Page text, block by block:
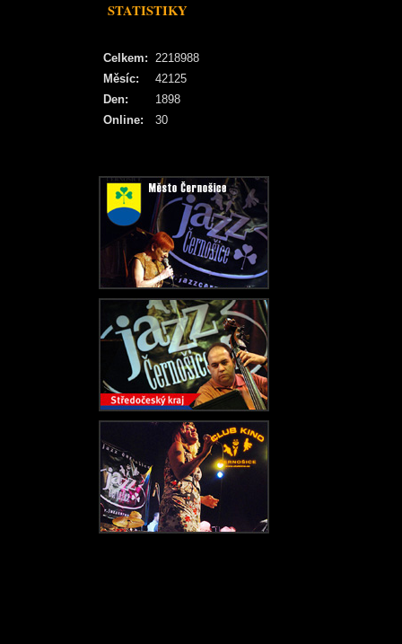
STATISTIKY
Online: 30
Celkem: 2218988
Měsíc:
42125
Den:
1898